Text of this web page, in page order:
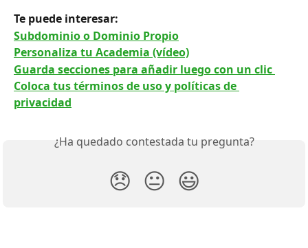
Te puede interesar:
Subdominio o Dominio Propio
Personaliza tu Academia (vídeo)
Guarda secciones para añadir luego con un clic
Coloca tus términos de uso y políticas de
privacidad
¿Ha quedado contestada tu pregunta?
😞 😐 😃